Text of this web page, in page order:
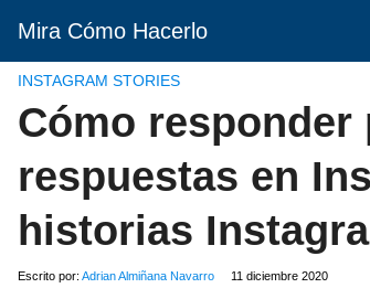
Mira Cómo Hacerlo
INSTAGRAM STORIES
Cómo
respuestas en
historias
Escrito por: Adrian Almiñana Navarro 11 diciembre 2020